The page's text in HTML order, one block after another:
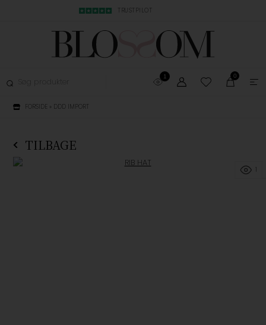
TRUSTPILOT
1 0
FORSIDE » DDD IMPORT
TILBAGE
1